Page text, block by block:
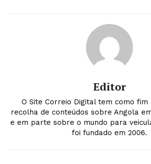
Editor
O Site Correio Digital tem como fim
recolha de conteúdos sobre Angola
e em parte sobre o mundo para
foi fundado em 2006.